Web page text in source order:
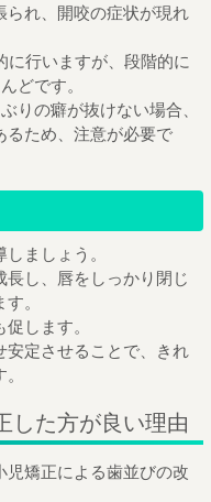
られ、開咬の症状が現れ
に行いますが、段階的に
どです。
りの癖が抜けない場合、
るため、注意が必要で
ましょう。
し、唇をしっかり閉じ
。
します。
定させることで、きれ
した方が良い理由
矯正による歯並びの改